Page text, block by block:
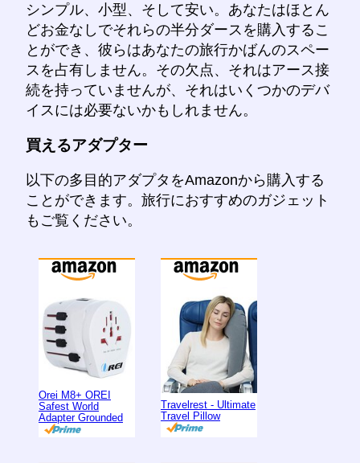
シンプル、小型、そして安い。あなたはほとん
どお金なしでそれらの半分ダースを購入するこ
とができ、彼らはあなたの旅行かばんのスペー
スを占有しません。その欠点、それはアース接
続を持っていませんが、それはいくつかのデバ
イスには必要ないかもしれません。
買えるアダプター
以下の多目的アダプタをAmazonから購入する
ことができます。旅行におすすめのガジェット
もご覧ください。
Orei M8+ OREI
Safest World
Adapter Grounded
Travelrest - Ultimate
Travel Pillow